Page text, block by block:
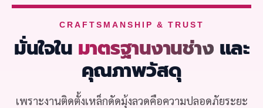
CRAFTSMANSHIP & TRUST
มั่นใจใน มาตรฐานงานช่าง และ
คุณภาพวัสดุ
เพราะงานติดตั้งเหล็กดัดมุ้งลวดคือความปลอดภัยระยะ